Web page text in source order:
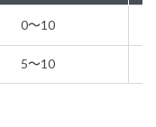
0〜10
5〜10